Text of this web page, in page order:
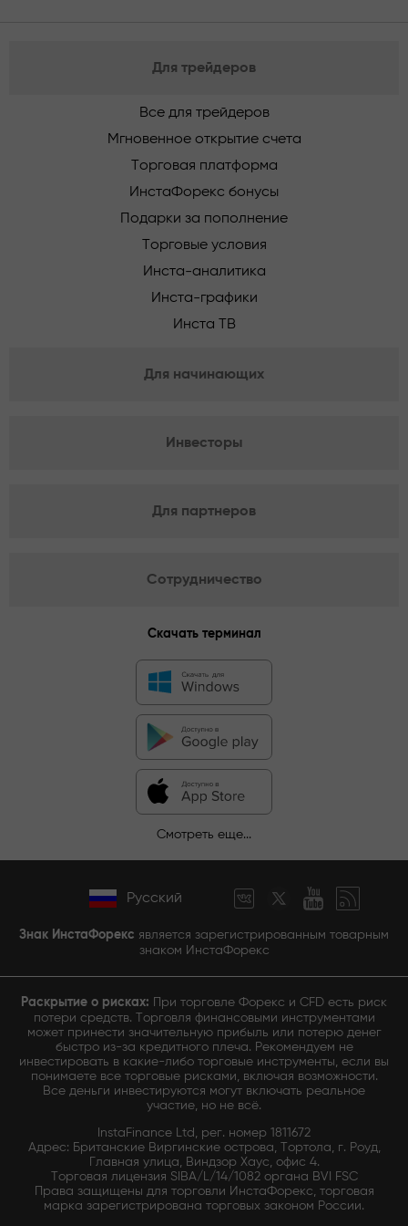
Для трейдеров
Все для трейдеров
Мгновенное открытие счета
Торговая платформа
ИнстаФорекс бонусы
Подарки за пополнение
Торговые условия
Инста-аналитика
Инста-графики
Инста ТВ
Для начинающих
Инвесторы
Для партнеров
Сотрудничество
Скачать терминал
Смотреть еще...
Русский
Знак ИнстаФорекс является зарегистрированным товарным
знаком ИнстаФорекс
Раскрытие о рисках: При торговле Форекс и CFD есть риск
потери средств. Торговля финансовыми инструментами
может принести значительную прибыль или потерю денег
быстро из-за кредитного плеча. Рекомендуем не
инвестировать в какие-либо торговые инструменты, если вы
понимаете все торговые рисками, включая возможности.
Все деньги инвестируются могут включать реальное
участие, но не всё.
InstaFinance Ltd, рег. номер 1811672
Адрес: Британские Виргинские острова, Тортола, г. Роуд,
Главная улица, Виндзор Хаус, офис 4.
Торговая лицензия SIBA/L/14/1082 органа BVI FSC
Права защищены для торговли ИнстаФорекс, торговая
марка зарегистрирована торговых законом России.